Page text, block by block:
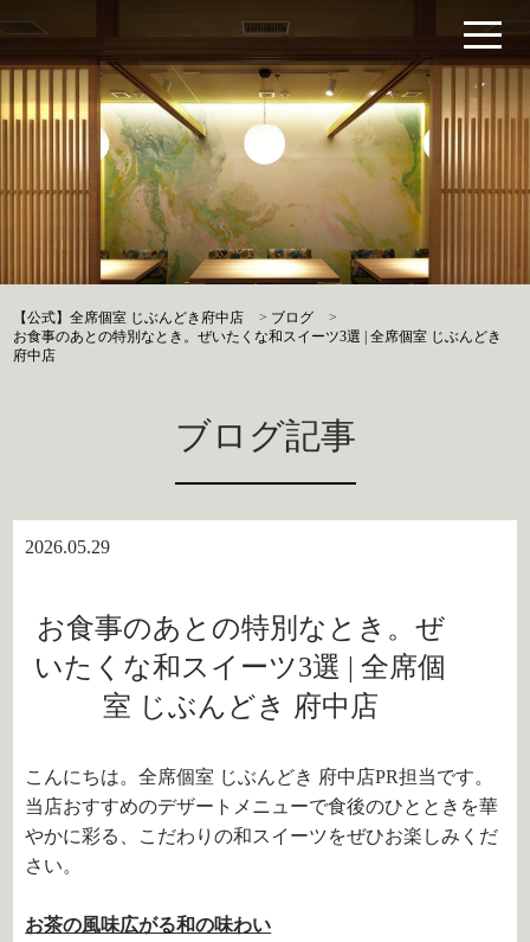
【公式】全席個室 じぶんどき府中店 > ブログ
>
お食事のあとの特別なとき。ぜいたくな和スイーツ3選 | 全席個室 じぶんどき
府中店
ブログ記事
2026.05.29
お食事のあとの特別なとき。ぜ
いたくな和スイーツ3選 | 全席個
室 じぶんどき 府中店
こんにちは。全席個室 じぶんどき 府中店PR担当です。
当店おすすめのデザートメニューで食後のひとときを華
やかに彩る、こだわりの和スイーツをぜひお楽しみくだ
さい。
お茶の風味広がる和の味わい